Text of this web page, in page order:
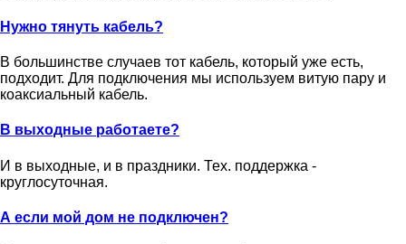
Нужно тянуть кабель?
В большинстве случаев тот кабель, который уже есть,
подходит. Для подключения мы используем витую пару и
коаксиальный кабель.
В выходные работаете?
И в выходные, и в праздники. Тех. поддержка -
круглосуточная.
А если мой дом не подключен?